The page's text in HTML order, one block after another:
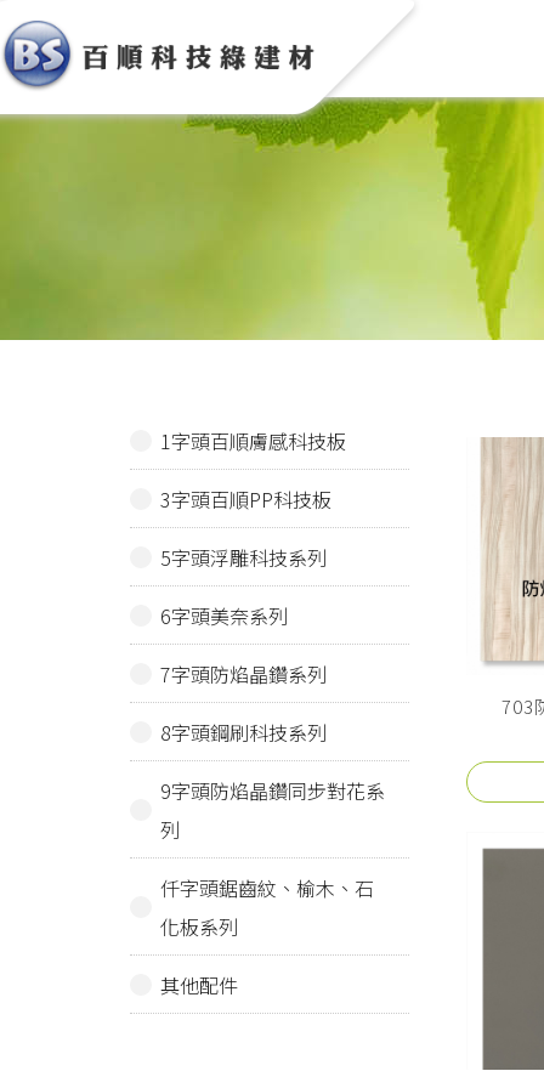
1字頭百順膚感科技板
3字頭百順PP科技板
5字頭浮雕科技系列
6字頭美奈系列
7字頭防焰晶鑽系列
8字頭鋼刷科技系列
9字頭防焰晶鑽同步對花系
列
仟字頭鋸齒紋、榆木、石
化板系列
其他配件
703